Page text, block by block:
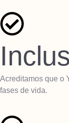
Acreditamos que o
fases de vida.